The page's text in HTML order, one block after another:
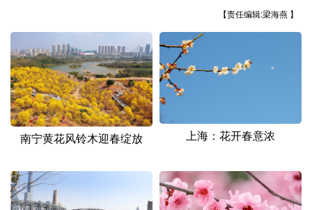
地方频道
北京 天津 河北 山西
辽宁 吉林
浙江 安徽 福建 江西
广东 海南 重庆
【责任编辑:梁海燕 】
南宁黄花风铃木迎春绽放 上海：花开春意浓